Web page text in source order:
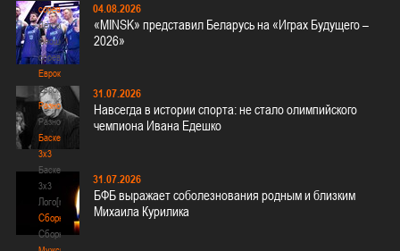
соревнования
Детско-
юношеские
соревнования
Еврокубки
Еврокубки
Разное
Разное
Баскетбол
3х3
Баскетбол
3х3
Лого[modid=121]
Сборные
Сборные
04.08.2026
«MINSK» представил Беларусь на «Играх Будущего –
2026»
31.07.2026
Навсегда в истории спорта: не стало олимпийского
чемпиона Ивана Едешко
31.07.2026
БФБ выражает соболезнования родным и близким
Михаила Курилика